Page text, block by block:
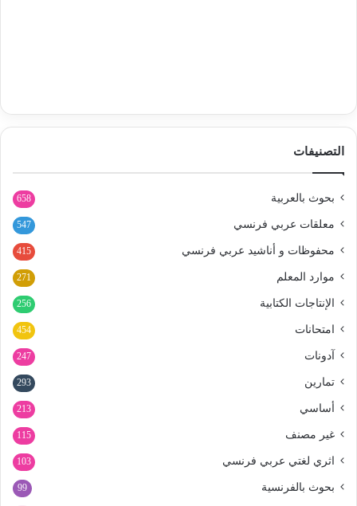
التصنيفات
بحوث بالعربية 658
معلقات عربي فرنسي 547
محفوظات و أناشيد عربي فرنسي 415
موارد المعلم 271
الإنتاجات الكتابية 256
امتحانات 454
آدونات 247
تمارين 293
أساسي 213
غير مصنف 115
اثري لغتي عربي فرنسي 103
بحوث بالفرنسية 99